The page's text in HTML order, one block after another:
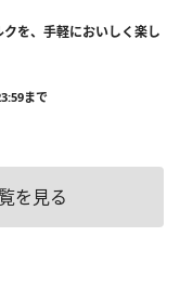
を、手軽においしく楽し
まで
を見る